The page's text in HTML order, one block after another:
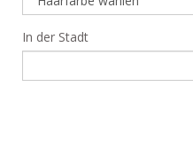
In der Stadt